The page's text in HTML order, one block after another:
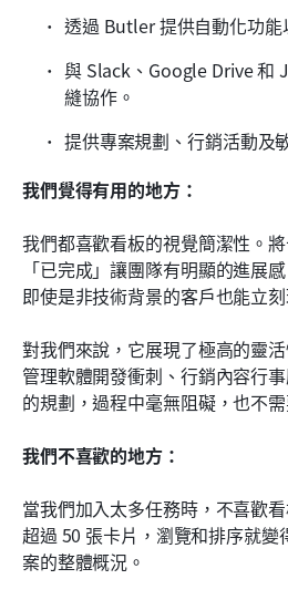
透過 Butler 提供自動化功能
與 Slack、Google Drive 和
縫協作。
提供專案規劃、行銷活動及
我們覺得有用的地方：
我們都喜歡看板的視覺簡潔性。
「已完成」讓團隊有明顯的進展
即使是非技術背景的客戶也能立刻
對我們來說，它展現了極高的靈
管理軟體開發衝刺、行銷內容行
的規劃，過程中毫無阻礙，也不
我們不喜歡的地方：
當我們加入太多任務時，不喜歡
超過 50 張卡片，瀏覽和排序就
案的整體概況。